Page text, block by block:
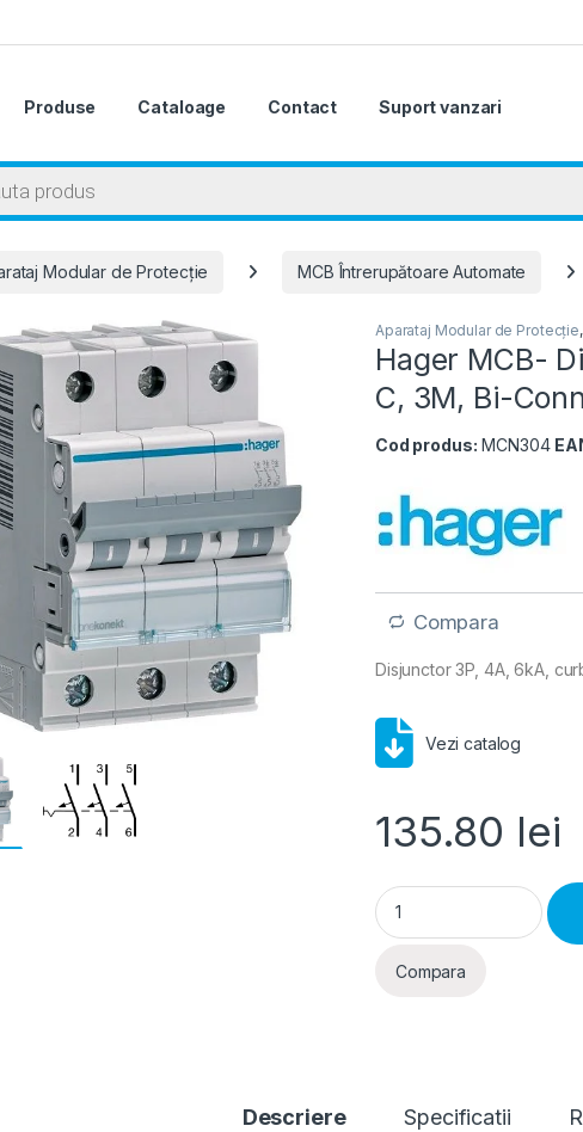
Produse Cataloage Contact Suport vanzari
Modular de Protecție MCB Întrerupătoare Automate
Aparataj Modular de Protecție,
Hager MCB-
C, 3M, Bi-
Cod produs: MCN304
Compara
Disjunctor 3P, 4A, 6kA,
Vezi catalog
135.80 lei
Hager MCB- Disjunctor
Compara
Descriere Specificatii